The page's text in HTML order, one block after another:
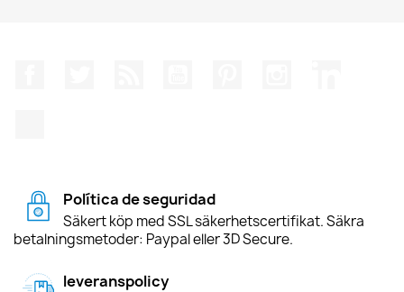
Política de seguridad
Säkert köp med SSL säkerhetscertifikat. Säkra
betalningsmetoder: Paypal eller 3D Secure.
leveranspolicy